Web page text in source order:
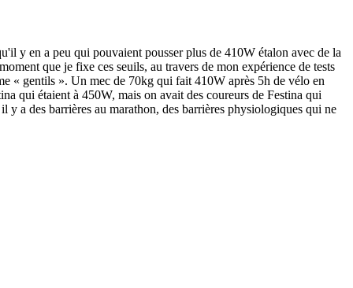
y en a peu qui pouvaient pousser plus de 410W étalon avec de la
que je fixe ces seuils, au travers de mon expérience de tests
« gentils ». Un mec de 70kg qui fait 410W après 5h de vélo en
qui étaient à 450W, mais on avait des coureurs de Festina qui
y a des barrières au marathon, des barrières physiologiques qui ne